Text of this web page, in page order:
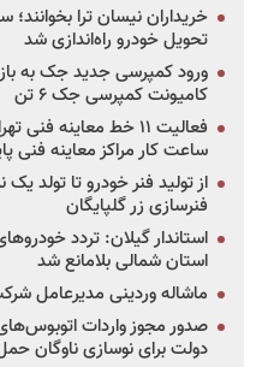
خریداران نیسان ترا بخوانند؛
تحویل خودرو راه‌اندازی شد
ورود کمپرسی جدید جک به
کامیونت کمپرسی جک ۶ تن
فعالیت ۱۱ خط معاینه
ساعت کار مراکز معاینه فنی
از تولید فنر خودرو تا تولد
فنرسازی زر گلپایگان
استان شمالی بلامانع شد
ماشاله وردینی مدیرعامل
دولت برای نوسازی ناوگان